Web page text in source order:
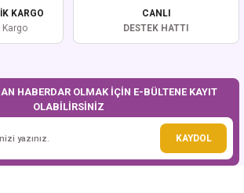
daha pahalı.
farklı alternatifler olmalı.
KARGO
Kargo
CANLI
DESTEK HATTI
HABERDAR OLMAK İÇİN E-BÜLTENE KAYIT
OLABİLİRSİNİZ
KAYDOL